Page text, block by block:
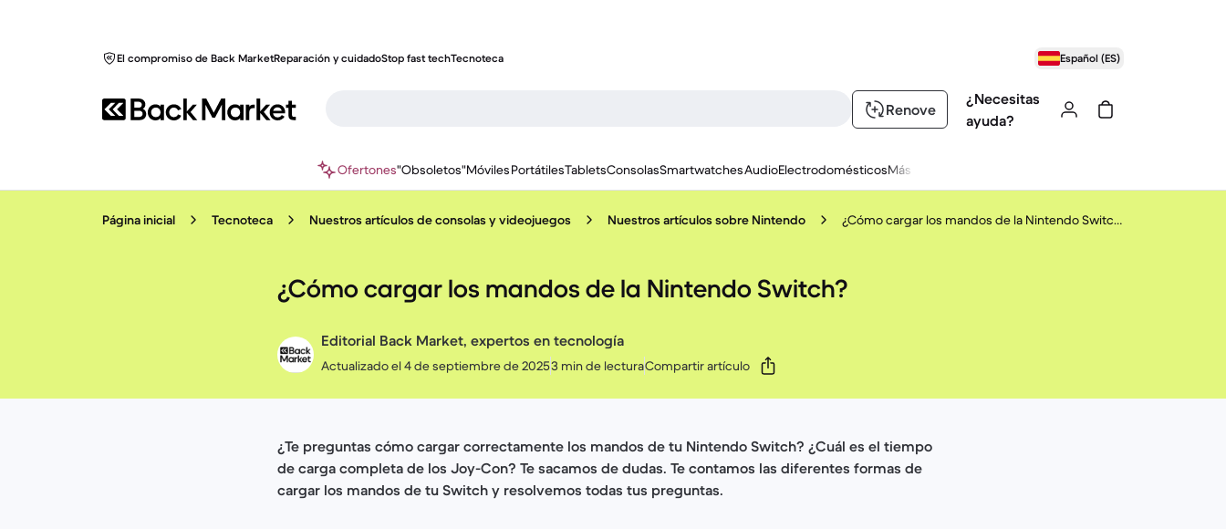
El compromiso de Back MarketReparación y cuidadoStop fast techTecnoteca Español (ES)
Renove
¿Necesitas
ayuda?
Ofertones"Obsoletos"MóvilesPortátilesTabletsConsolasSmartwatchesAudioElectrodomésticosMás
Página inicial Tecnoteca Nuestros artículos de consolas y videojuegos Nuestros artículos sobre Nintendo ¿Cómo cargar los mandos de la Nintendo Switch?
¿Cómo cargar los mandos de la Nintendo Switch?
Editorial Back Market, expertos en tecnología
Actualizado el 4 de septiembre de 20253 min de lecturaCompartir artículo
¿Te preguntas cómo cargar correctamente los mandos de tu Nintendo Switch? ¿Cuál es el tiempo
de carga completa de los Joy-Con? Te sacamos de dudas. Te contamos las diferentes formas de
cargar los mandos de tu Switch y resolvemos todas tus preguntas.